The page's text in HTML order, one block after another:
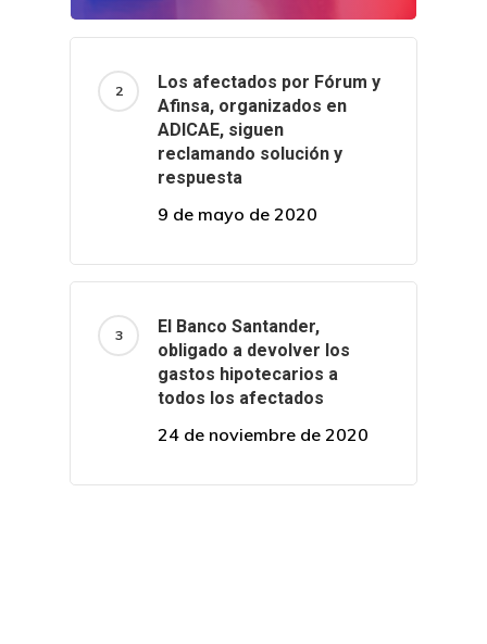
Los afectados por Fórum y
Afinsa, organizados en
ADICAE, siguen
reclamando solución y
respuesta
9 de mayo de 2020
El Banco Santander,
obligado a devolver los
gastos hipotecarios a
todos los afectados
24 de noviembre de 2020